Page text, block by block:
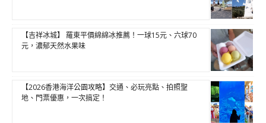
【吉祥冰城】 羅東平價綿綿冰推薦！一球15元、六球70
元，濃郁天然水果味
【2026香港海洋公園攻略】交通、必玩亮點、拍照聖
地、門票優惠，一次搞定！